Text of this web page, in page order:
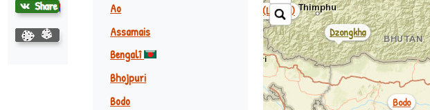
Ao
Assamais
Bengalî
Bhojpuri
Bodo
Rong (lepcha)
Bodo
Dzongkha
Maïthili ♪